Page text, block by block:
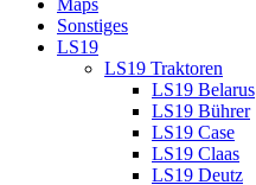
Maps
Sonstiges
LS19
LS19 Traktoren
LS19 Belarus
LS19 Bührer
LS19 Case
LS19 Claas
LS19 Deutz